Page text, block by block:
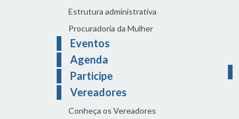
Estrutura administrativa
Procuradoria da Mulher
Eventos
Agenda
Participe
Vereadores
Conheça os Vereadores